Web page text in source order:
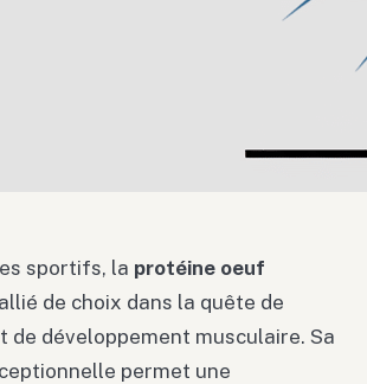
sportifs, la protéine oeuf
de choix dans la quête de
de développement musculaire. Sa
permet une